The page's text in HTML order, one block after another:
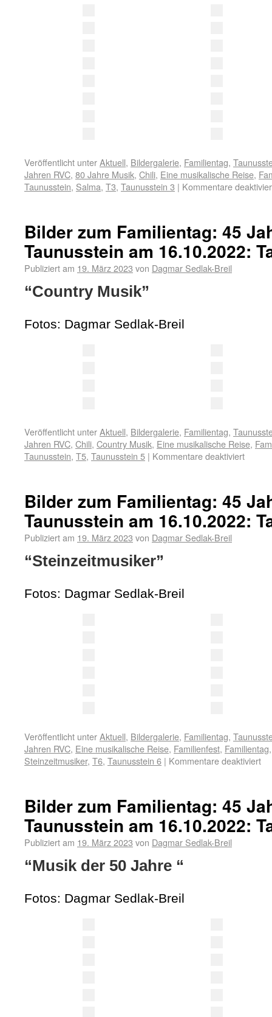
Veröffentlicht unterAktuell, Bildergalerie, Familientag,
Jahren RVC, 80 Jahre Musik, Chili, Eine musikalische Reise,
Taunusstein, Salma, T3, Taunusstein 3 | Kommentare
Bilder zum Familientag: 45
Taunusstein am 16.10.2022:
Publiziert am 19. März 2023 von Dagmar Sedlak-Breil
“Country Musik”
Fotos: Dagmar Sedlak-Breil
Veröffentlicht unterAktuell, Bildergalerie, Familientag,
Jahren RVC, Chili, Country Musik, Eine musikalische Reise,
Taunusstein, T5, Taunusstein 5 | Kommentare deaktiviert
Bilder zum Familientag: 45
Taunusstein am 16.10.2022:
Publiziert am 19. März 2023 von Dagmar Sedlak-Breil
“Steinzeitmusiker”
Fotos: Dagmar Sedlak-Breil
Veröffentlicht unterAktuell, Bildergalerie, Familientag,
Jahren RVC, Eine musikalische Reise, Familienfest, Familientag
Steinzeitmusiker, T6, Taunusstein 6 | Kommentare deaktiviert
Bilder zum Familientag: 45
Taunusstein am 16.10.2022:
Publiziert am 19. März 2023 von Dagmar Sedlak-Breil
“Musik der 50 Jahre “
Fotos: Dagmar Sedlak-Breil